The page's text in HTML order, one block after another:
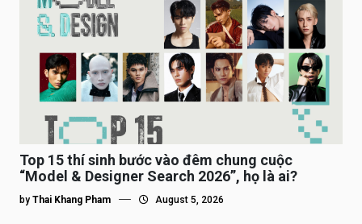
Top 15 thí sinh bước vào đêm chung cuộc
“Model & Designer Search 2026”, họ là ai?
by Thai Khang Pham August 5, 2026